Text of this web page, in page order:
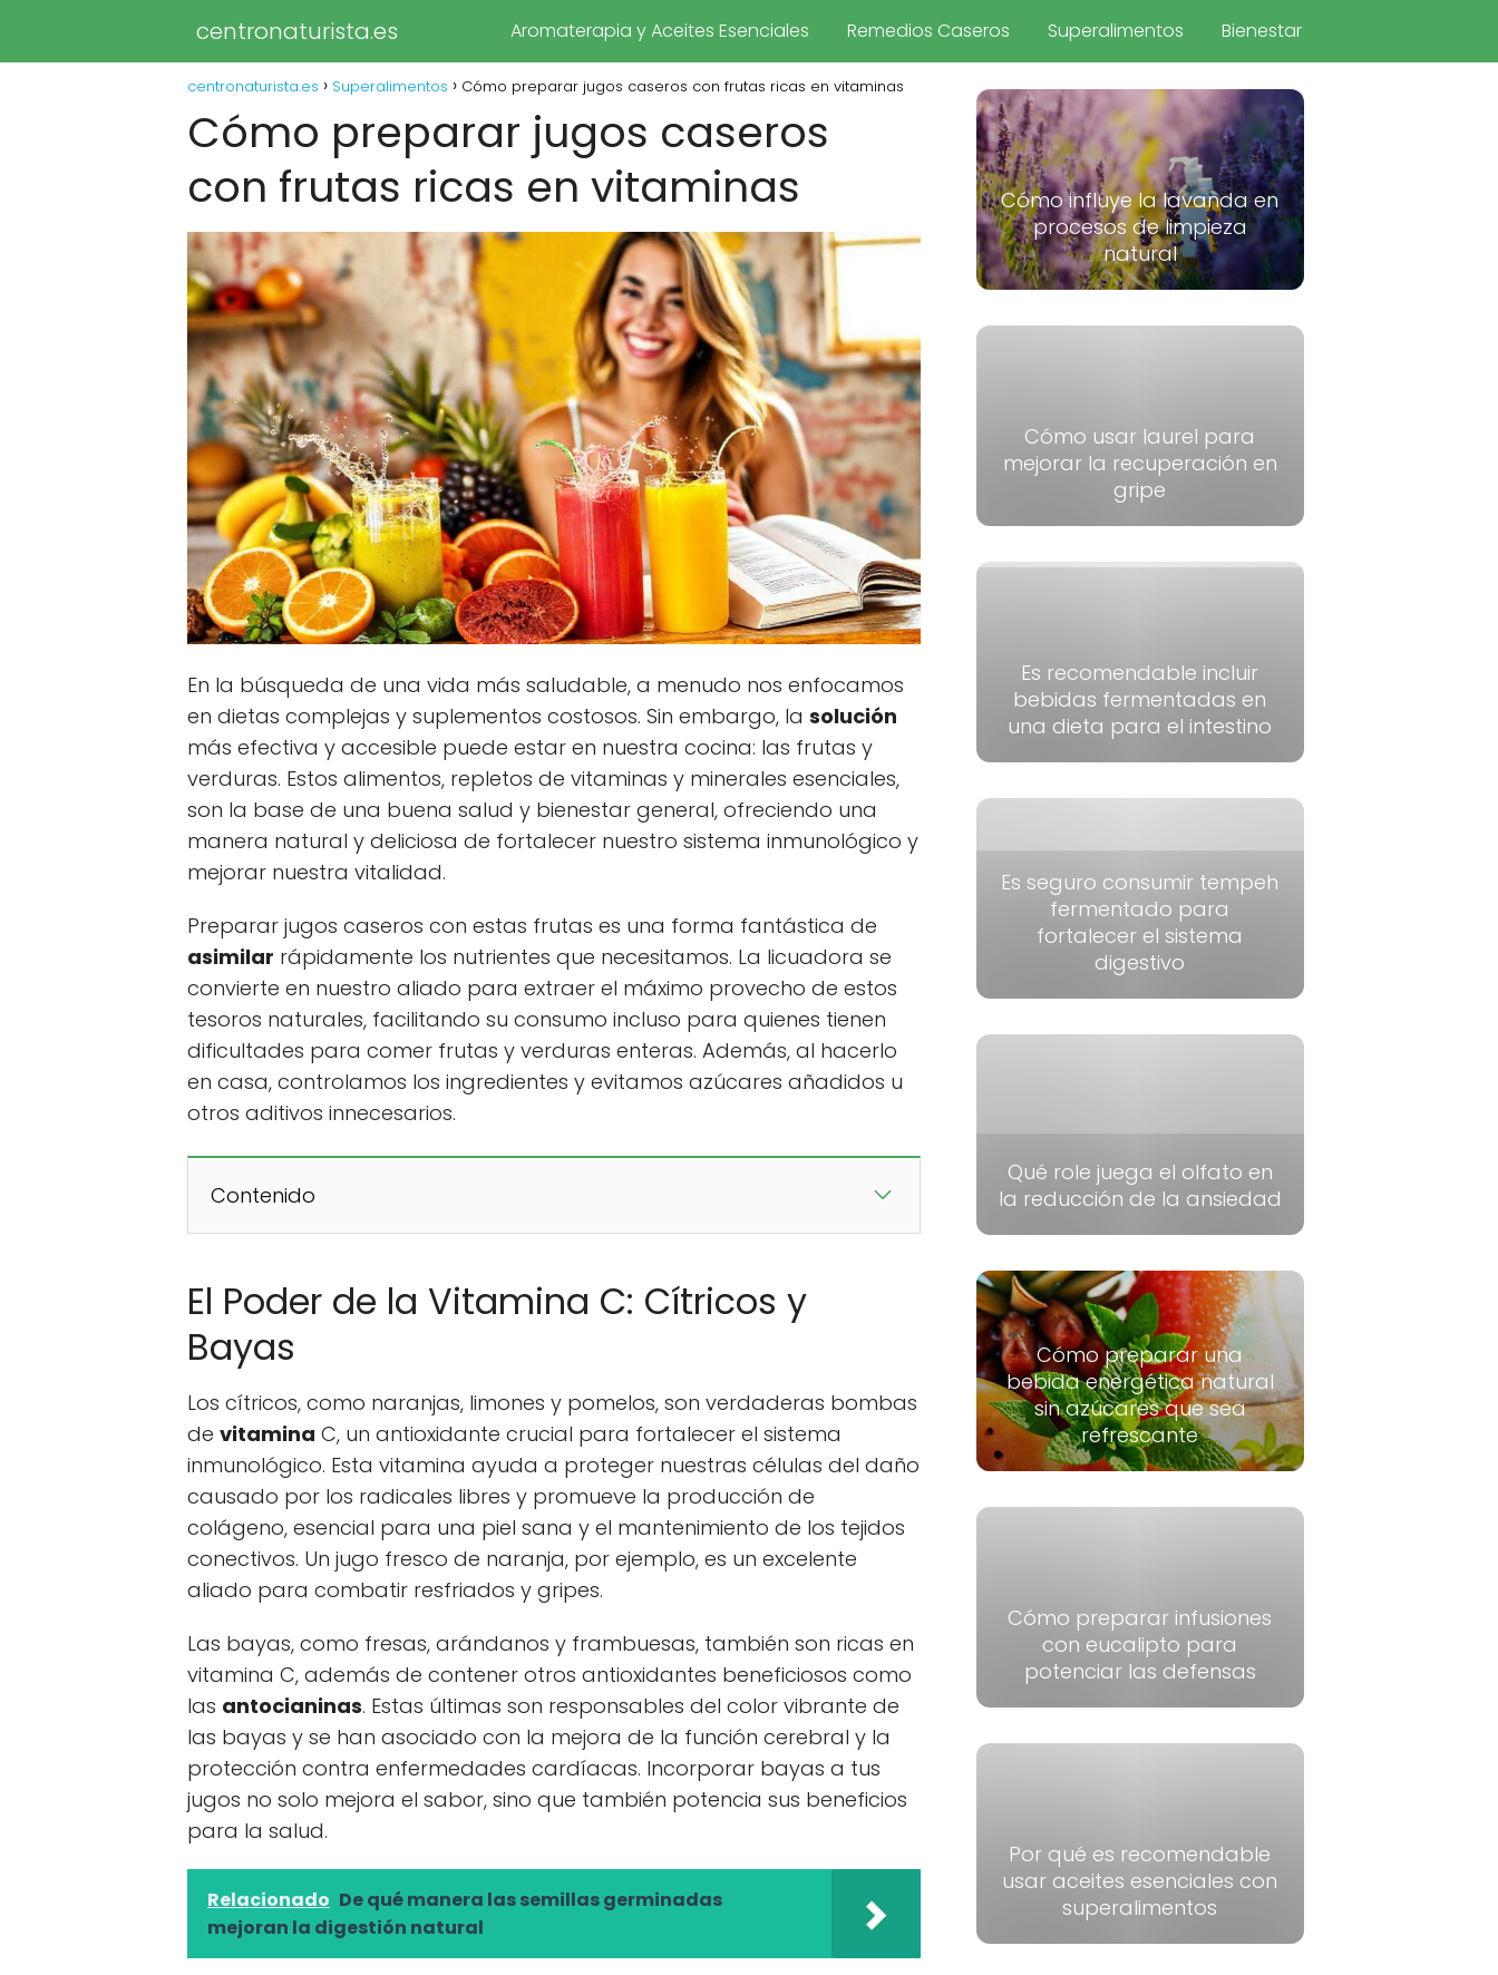
centronaturista.es Aromaterapia y Aceites Esenciales Remedios Caseros Superalimentos Bienestar
centronaturista.es Superalimentos Cómo preparar jugos caseros con frutas ricas en vitaminas
Cómo preparar jugos caseros
con frutas ricas en vitaminas
En la búsqueda de una vida más saludable, a menudo nos enfocamos
en dietas complejas y suplementos costosos. Sin embargo, la solución
más efectiva y accesible puede estar en nuestra cocina: las frutas y
verduras. Estos alimentos, repletos de vitaminas y minerales esenciales,
son la base de una buena salud y bienestar general, ofreciendo una
manera natural y deliciosa de fortalecer nuestro sistema inmunológico y
mejorar nuestra vitalidad.
Preparar jugos caseros con estas frutas es una forma fantástica de
asimilar rápidamente los nutrientes que necesitamos. La licuadora se
convierte en nuestro aliado para extraer el máximo provecho de estos
tesoros naturales, facilitando su consumo incluso para quienes tienen
dificultades para comer frutas y verduras enteras. Además, al hacerlo
en casa, controlamos los ingredientes y evitamos azúcares añadidos u
otros aditivos innecesarios.
Contenido
El Poder de la Vitamina C: Cítricos y
Bayas
Los cítricos, como naranjas, limones y pomelos, son verdaderas bombas
de vitamina C, un antioxidante crucial para fortalecer el sistema
inmunológico. Esta vitamina ayuda a proteger nuestras células del daño
causado por los radicales libres y promueve la producción de
colágeno, esencial para una piel sana y el mantenimiento de los tejidos
conectivos. Un jugo fresco de naranja, por ejemplo, es un excelente
aliado para combatir resfriados y gripes.
Las bayas, como fresas, arándanos y frambuesas, también son ricas en
vitamina C, además de contener otros antioxidantes beneficiosos como
las antocianinas. Estas últimas son responsables del color vibrante de
las bayas y se han asociado con la mejora de la función cerebral y la
protección contra enfermedades cardíacas. Incorporar bayas a tus
jugos no solo mejora el sabor, sino que también potencia sus beneficios
para la salud.
Relacionado De qué manera las semillas germinadas
mejoran la digestión natural
Cómo influye la lavanda en
procesos de limpieza
natural
Cómo usar laurel para
mejorar la recuperación en
gripe
Es recomendable incluir
bebidas fermentadas en
una dieta para el intestino
Es seguro consumir tempeh
fermentado para
fortalecer el sistema
digestivo
Qué role juega el olfato en
la reducción de la ansiedad
Cómo preparar una
bebida energética natural
sin azúcares que sea
refrescante
Cómo preparar infusiones
con eucalipto para
potenciar las defensas
Por qué es recomendable
usar aceites esenciales con
superalimentos